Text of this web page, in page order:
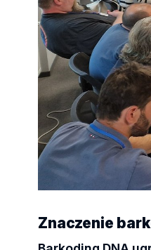
Znaczenie